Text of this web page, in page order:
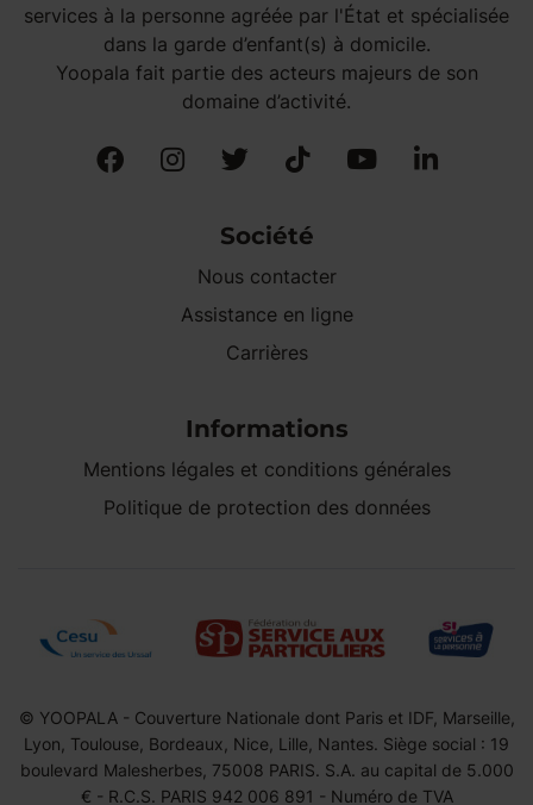
services à la personne agréée par l'État et spécialisée
dans la garde d’enfant(s) à domicile.
Yoopala fait partie des acteurs majeurs de son
domaine d’activité.
Société
Nous contacter
Assistance en ligne
Carrières
Informations
Mentions légales et conditions générales
Politique de protection des données
© YOOPALA - Couverture Nationale dont Paris et IDF, Marseille,
Lyon, Toulouse, Bordeaux, Nice, Lille, Nantes. Siège social : 19
boulevard Malesherbes, 75008 PARIS. S.A. au capital de 5.000
€ - R.C.S. PARIS 942 006 891 - Numéro de TVA